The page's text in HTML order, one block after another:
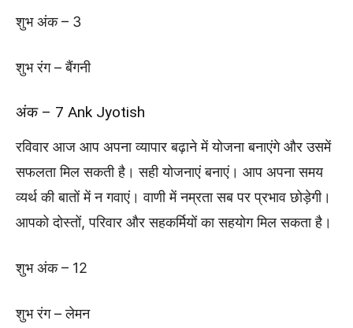
शुभ अंक – 3
शुभ रंग – बैंगनी
अंक – 7 Ank Jyotish
रविवार आज आप अपना व्यापार बढ़ाने में योजना बनाएंगे और उसमें
सफलता मिल सकती है। सही योजनाएं बनाएं। आप अपना समय
व्यर्थ की बातों में न गवाएं। वाणी में नम्रता सब पर प्रभाव छोड़ेगी।
आपको दोस्तों, परिवार और सहकर्मियों का सहयोग मिल सकता है।
शुभ अंक – 12
शुभ रंग – लेमन